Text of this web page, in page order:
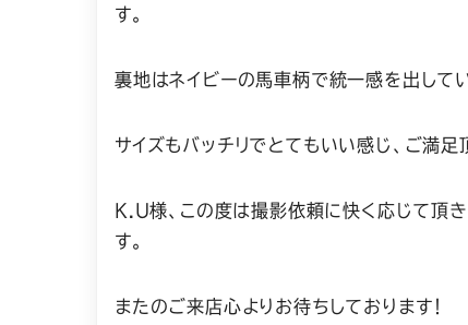
す。
裏地はネイビーの馬車柄で統一感を出してい
サイズもバッチリでとてもいい感じ、ご満
K.U様、この度は撮影依頼に快く応じて頂
す。
またのご来店心よりお待ちしております！